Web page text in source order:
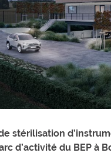
stérilisation
d’activité du BEP à